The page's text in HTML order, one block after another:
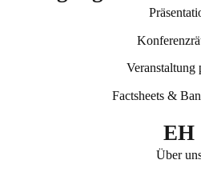
Veranstaltung
Factsheets &
EH
Über